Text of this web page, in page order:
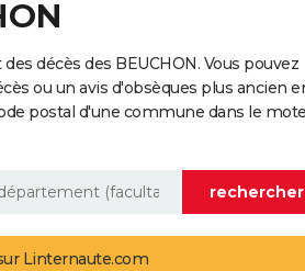
décès des BEUCHON. Vous pouvez
ou un avis d'obsèques plus ancien
postal d'une commune dans le
Linternaute.com